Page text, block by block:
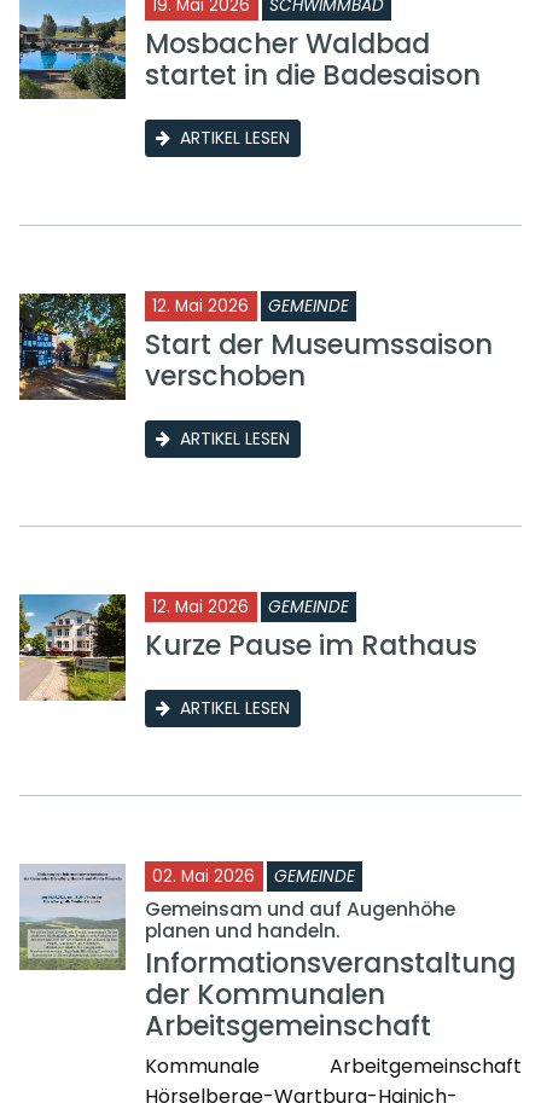
19. Mai 2026 SCHWIMMBAD
Mosbacher Waldbad
startet in die Badesaison
ARTIKEL LESEN
12. Mai 2026 GEMEINDE
Start der Museumssaison
verschoben
ARTIKEL LESEN
12. Mai 2026 GEMEINDE
Kurze Pause im Rathaus
ARTIKEL LESEN
02. Mai 2026 GEMEINDE
Gemeinsam und auf Augenhöhe
planen und handeln.
Informationsveranstaltung
der Kommunalen
Arbeitsgemeinschaft
Kommunale Arbeitgemeinschaft
Hörselberge-Wartburg-Hainich-